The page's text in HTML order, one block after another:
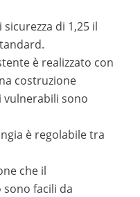
di 1,25 il
è realizzato con
costruzione
sono
è regolabile tra
che il
facili da